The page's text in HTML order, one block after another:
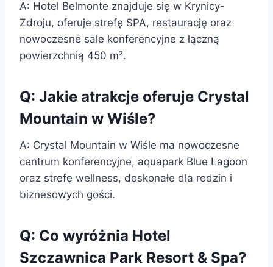
A: Hotel Belmonte znajduje się w Krynicy-
Zdroju, oferuje strefę SPA, restaurację oraz
nowoczesne sale konferencyjne z łączną
powierzchnią 450 m².
Q: Jakie atrakcje oferuje Crystal
Mountain w Wiśle?
A: Crystal Mountain w Wiśle ma nowoczesne
centrum konferencyjne, aquapark Blue Lagoon
oraz strefę wellness, doskonałe dla rodzin i
biznesowych gości.
Q: Co wyróżnia Hotel
Szczawnica Park Resort & Spa?